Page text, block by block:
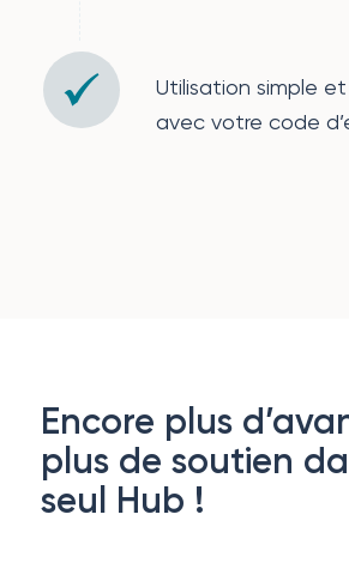
Utilisation simple
avec votre code
Encore plus
plus de soutien
seul Hub !